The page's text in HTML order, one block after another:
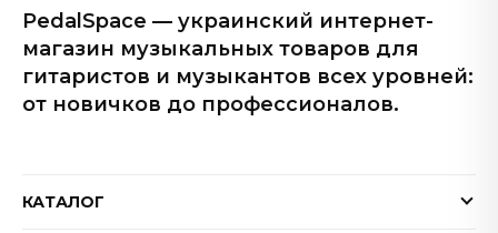
PedalSpace — украинский интернет-
магазин музыкальных товаров для
гитаристов и музыкантов всех уровней:
от новичков до профессионалов.
КАТАЛОГ